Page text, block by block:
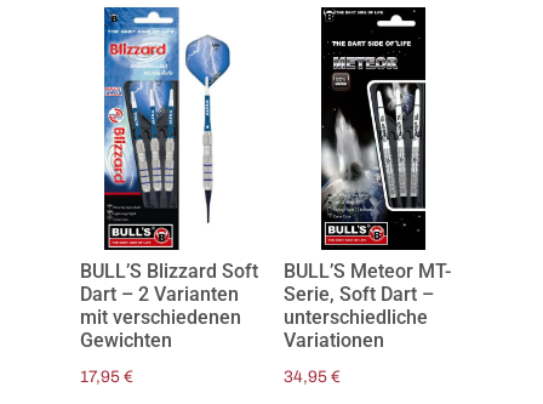
BULL’S Blizzard Soft
Dart – 2 Varianten
mit verschiedenen
Gewichten
17,95 €
BULL’S Meteor MT-
Serie, Soft Dart –
unterschiedliche
Variationen
34,95 €